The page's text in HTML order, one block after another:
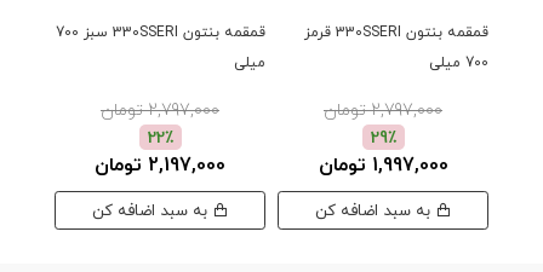
قمقمه بنتون 330SSERI قرمز
700 میلی
2,797,000 تومان
29٪
1,997,000 تومان
قمقمه بنتون 330SSERI سبز 700
میلی
2,797,000 تومان
22٪
2,197,000 تومان